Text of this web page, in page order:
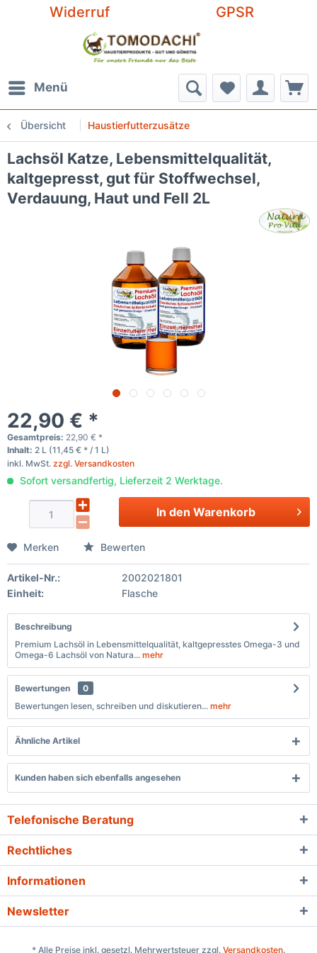
Widerruf GPSR
Menü
Übersicht Haustierfutterzusätze
Lachsöl Katze, Lebensmittelqualität,
kaltgepresst, gut für Stoffwechsel,
Verdauung, Haut und Fell 2L
22,90 € *
Gesamtpreis: 22,90 € *
Inhalt: 2 L (11,45 € * / 1 L)
inkl. MwSt. zzgl. Versandkosten
Sofort versandfertig, Lieferzeit 2 Werktage.
In den Warenkorb
Merken Bewerten
Artikel-Nr.:
2002021801
Einheit:
Flasche
Beschreibung
Premium Lachsöl in Lebensmittelqualität, kaltgepresstes Omega-3 und
Omega-6 Lachsöl von Natura... mehr
Bewertungen
0
Bewertungen lesen, schreiben und diskutieren... mehr
Ähnliche Artikel
Kunden haben sich ebenfalls angesehen
Telefonische Beratung
Rechtliches
Informationen
Newsletter
* Alle Preise inkl. gesetzl. Mehrwertsteuer zzgl. Versandkosten.